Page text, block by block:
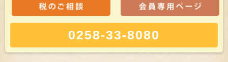
0258-33-8080